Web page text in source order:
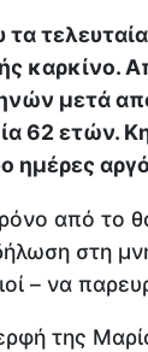
καρκίνο.
μετά
62 ετών.
ημέρες
από το
στη
– να
της